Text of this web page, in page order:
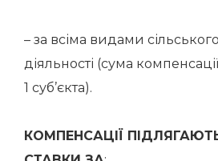
– за всіма видами
діяльності (сума
1 суб’єкта).
КОМПЕНСАЦІЇ